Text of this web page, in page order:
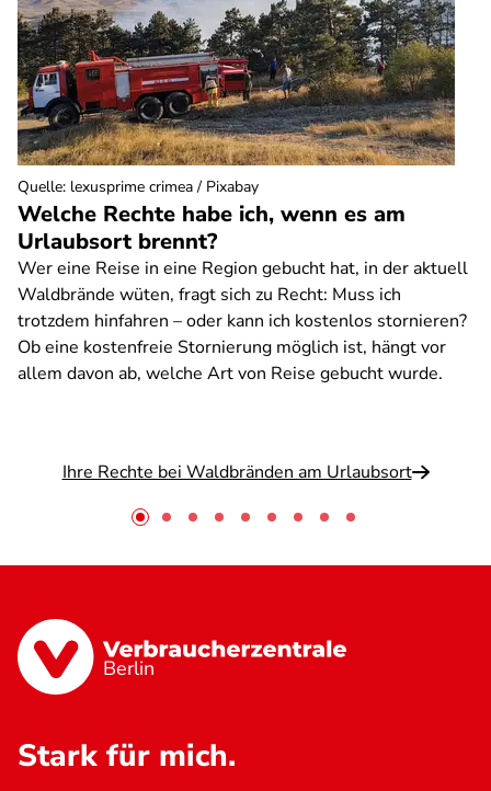
Welche Rechte habe ich, wenn es am
Urlaubsort brennt?
Wer eine Reise in eine Region gebucht hat, in der aktuell
Waldbrände wüten, fragt sich zu Recht: Muss ich
trotzdem hinfahren – oder kann ich kostenlos stornieren?
Ob eine kostenfreie Stornierung möglich ist, hängt vor
allem davon ab, welche Art von Reise gebucht wurde.
Ihre Rechte bei Waldbränden am Urlaubsort
Quelle: lexusprime crimea / Pixabay
Berlin
Stark für mich.